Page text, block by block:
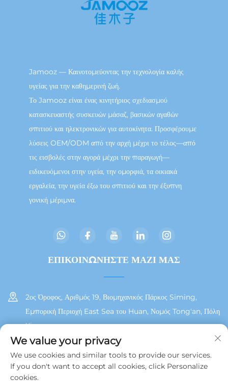
Jamooz — Καινοτομεύοντας την τεχνολογία καλής
υγείας για την καθημερινή ζωή.
Το Jamooz είναι ένας κινητήριος σχεδιασμού
κατασκευαστής συσκευών μάσαζ, βασικών αγαθών
σπιτιού και ηλεκτρονικών για αυτοκίνητα. Προσφέρουμε
λύσεις OEM/ODM από την αρχή μέχρι το τέλος—από
τις εισβολές στην αγορά μέχρι την παραγωγή—
ειδικευόμενοι στην υγεία, την ομορφιά, τα οικιακά
εργαλεία, την υγεία έξω του σπιτιού και την έξυπνη
γονική μέριμνα.
ΕΠΙΚΟΙΝΩΝΗΣΤΕ ΜΑΖΙ ΜΑΣ
2ος Όροφος, Αριθμός 19, Βιομηχανικός Πάρκος Siming,
Εμπορική Περιοχή East Sea του Huan, Νομός Tong'an, Πόλη
Xiamen
+86 13215929911
[email protected]
We value your privacy
We use cookies and similar tools to provide our services.
If you don't want to accept all cookies, click Personalize
cookies.